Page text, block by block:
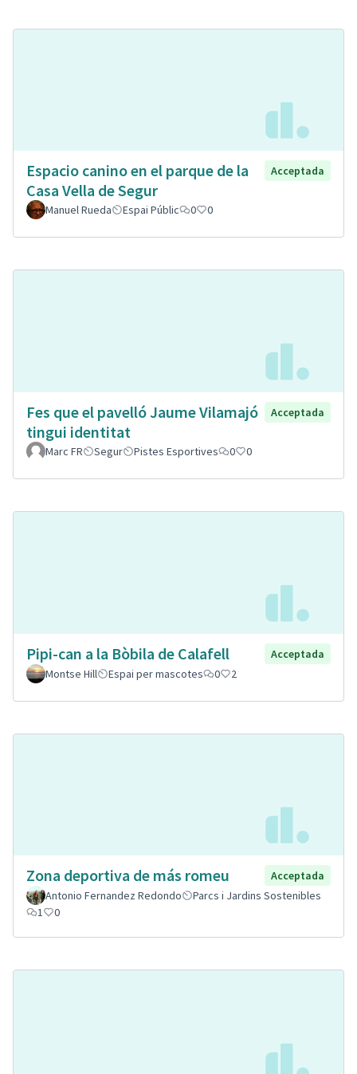
Espacio canino en el parque de la
Casa Vella de Segur
Acceptada
Manuel Rueda Espai Públic 0 0
Fes que el pavelló Jaume Vilamajó
tingui identitat
Acceptada
Marc FR Segur Pistes Esportives 0 0
Pipi-can a la Bòbila de Calafell
Acceptada
Montse Hill
Espai per mascotes 0 2
Zona deportiva de más romeu
Acceptada
Antonio Fernandez Redondo
Parcs i Jardins Sostenibles
1
0